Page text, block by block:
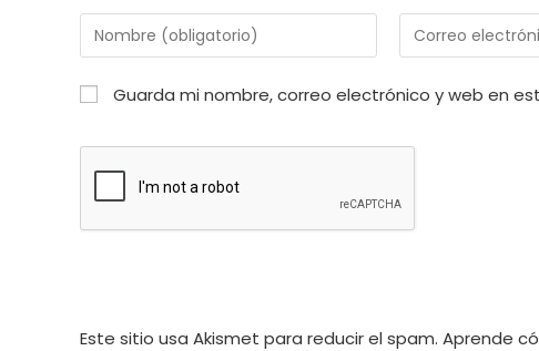
Introduce
tu
nombre
o
Introduce
tu
Guarda mi nombre, correo electrónico y web en
Este sitio usa Akismet para reducir el spam. Aprende